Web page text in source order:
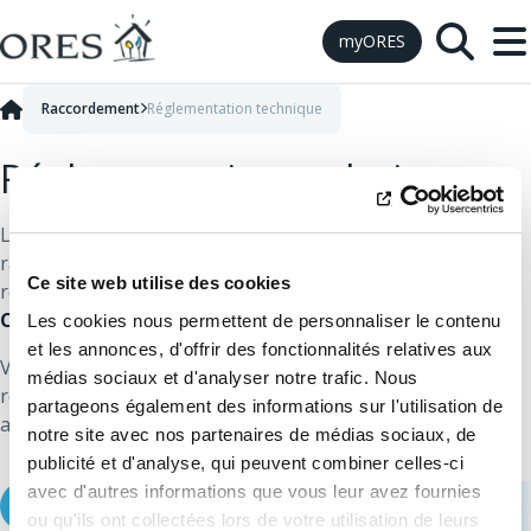
Ce site web utilise des cookies
Les cookies nous permettent de personnaliser le contenu
et les annonces, d'offrir des fonctionnalités relatives aux
médias sociaux et d'analyser notre trafic. Nous
partageons également des informations sur l'utilisation de
notre site avec nos partenaires de médias sociaux, de
publicité et d'analyse, qui peuvent combiner celles-ci
avec d'autres informations que vous leur avez fournies
ou qu'ils ont collectées lors de votre utilisation de leurs
Skip to Content
myORES
Réglementation technique
Les modalités d’accès au réseau et les conditions de
raccordement sont fixées par l’organisme officiel de
régulation des marchés wallon du gaz et de l'électricité, la
Commission wallonne pour l’Energie(CWaPE).
Vous pouvez prendre connaissance de l’ensemble des
règlements techniques
électricité gazen vigueur
auprès du site de la CWaPE.
Raccordement Réglementation technique
Règlements de raccordement aux réseaux d'électricité ou de